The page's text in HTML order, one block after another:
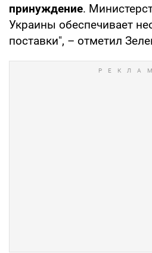
принуждение.
Украины обеспечивает
поставки", – отметил